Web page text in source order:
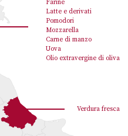
Farine
Latte e derivati
Pomodori
Mozzarella
Carne di manzo
Uova
Olio extravergine di oliva
Verdura fresca